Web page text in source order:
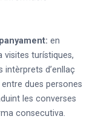
en
turístiques,
intèrprets d’enllaç
dues persones
les converses
consecutiva.